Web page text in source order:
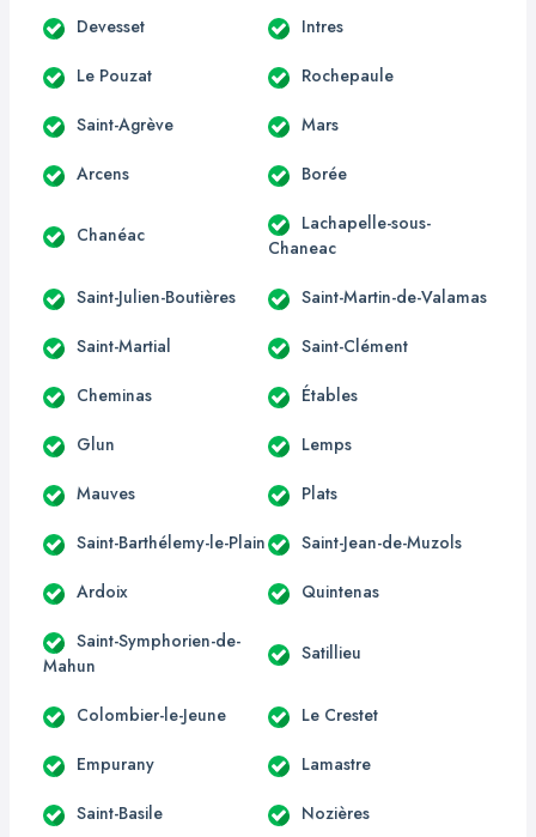
Devesset Intres
Le Pouzat Rochepaule
Saint-Agrève Mars
Arcens Borée
Chanéac
Lachapelle-sous-
Chaneac
Saint-Julien-Boutières Saint-Martin-de-Valamas
Saint-Martial Saint-Clément
Cheminas Étables
Glun Lemps
Mauves Plats
Saint-Barthélemy-le-Plain Saint-Jean-de-Muzols
Ardoix Quintenas
Saint-Symphorien-de-
Mahun
Satillieu
Colombier-le-Jeune Le Crestet
Empurany Lamastre
Saint-Basile Nozières